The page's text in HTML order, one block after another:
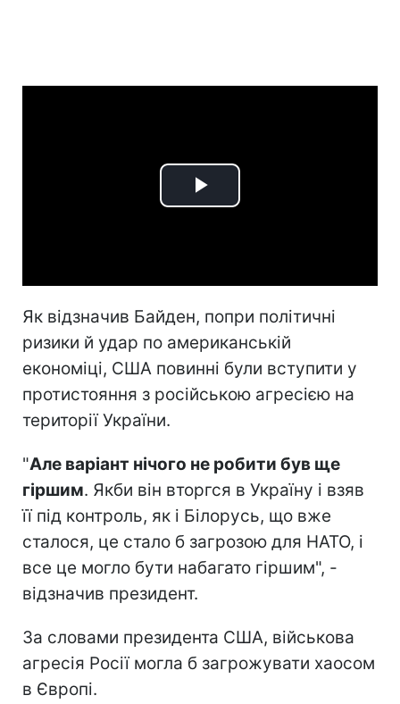
Play
Як відзначив Байден, попри політичні
ризики й удар по американській
економіці, США повинні були вступити у
протистояння з російською агресією на
території України.
"Але варіант нічого не робити був ще
гіршим. Якби він вторгся в Україну і взяв
її під контроль, як і Білорусь, що вже
сталося, це стало б загрозою для НАТО, і
все це могло бути набагато гіршим", -
відзначив президент.
За словами президента США, військова
агресія Росії могла б загрожувати хаосом
в Європі.